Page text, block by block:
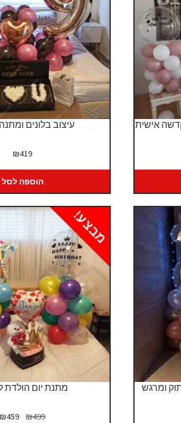
אישית עיצוב בלונים
₪419
הוספה לסל
ומרגש מתנת יום הולדת
מבצע!
₪499
המחיר
₪459